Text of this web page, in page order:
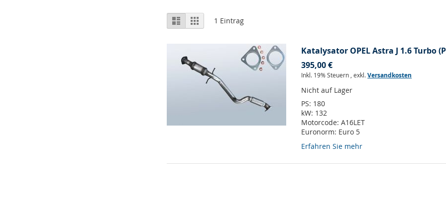
Ansicht
als
Liste Raster1 Eintrag
Katalysator OPEL Astra J 1.6 Turbo
395,00 €
Inkl. 19% Steuern ,exkl.Versandkosten
Nicht auf Lager
PS: 180
kW: 132
Motorcode:A16LET
Euronorm: Euro 5
Erfahren Sie mehr